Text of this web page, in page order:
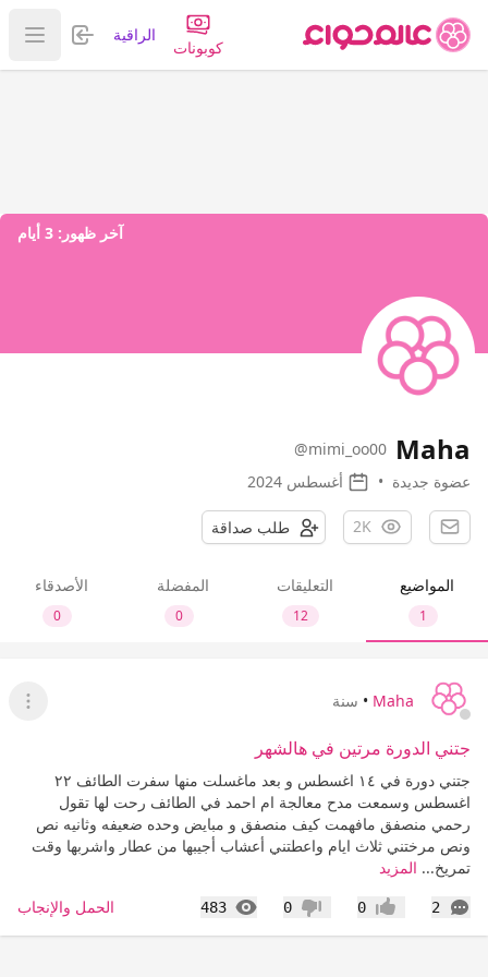
كوبونات
الراقية تسجيل
عرض
آخر ظهور: 3 أيام
Maha
@mimi_oo00
عضوة جديدة • أغسطس 2024
2K طلب صداقة
المواضيع
1
التعليقات
12
المفضلة
0
الأصدقاء
0
Maha
• سنة
عرض
جتني الدورة مرتين في هالشهر
جتني دورة في ١٤ اغسطس و بعد ماغسلت منها سفرت الطائف ٢٢
اغسطس وسمعت مدح معالجة ام احمد في الطائف رحت لها تقول
رحمي منصفق مافهمت كيف منصفق و مبايض وحده ضعيفه وثانيه نص
ونص مرختني ثلاث ايام واعطتني أعشاب أجيبها من عطار واشربها وقت
تمريخ... المزيد
2
التعليقات إعجاب0 عدم إعجاب
0
483
المشاهدات الحمل والإنجاب